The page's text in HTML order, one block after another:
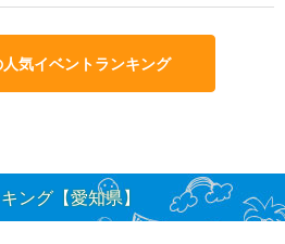
気イベントランキング
ング【愛知県】